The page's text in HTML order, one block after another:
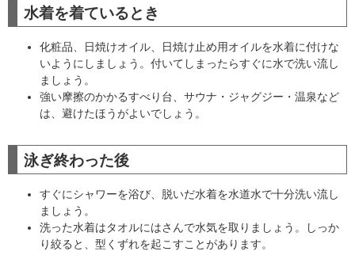
水着を着ているとき
化粧品、日焼けオイル、日焼け止め用オイルを水着に付けな
いようにしましょう。付いてしまったらすぐに水で洗い流し
ましょう。
強い摩擦のかかるすべり台、サウナ・ジャグジー・温泉など
は、避けたほうがよいでしょう。
泳ぎ終わった後
すぐにシャワーを浴び、脱いだ水着を水道水で十分洗い流し
ましょう。
洗った水着はタオルにはさんで水気を取りましょう。しっか
り絞ると、型くずれを起こすことがあります。